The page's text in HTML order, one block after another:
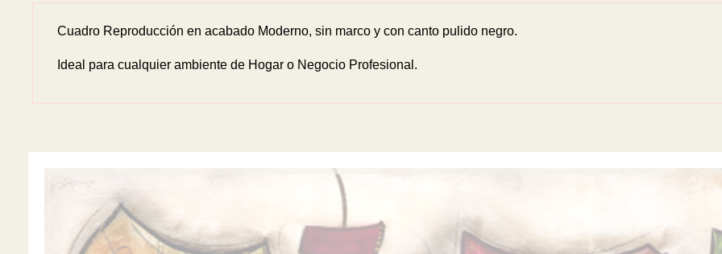
Cuadro Reproducción en acabado Moderno, sin marco y con canto pulido negro.
Ideal para cualquier ambiente de Hogar o Negocio Profesional.